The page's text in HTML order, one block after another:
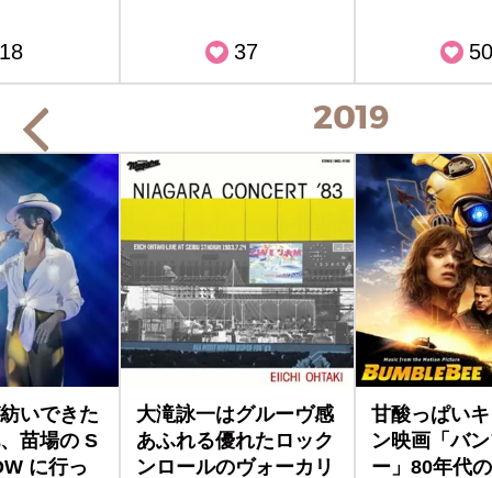
18 37 50
2019
いできた
苗場の S
に行っ
大滝詠一はグルーヴ感
あふれる優れたロック
ンロールのヴォーカリ
甘酸っぱい
ン映画「バ
ー」80年代